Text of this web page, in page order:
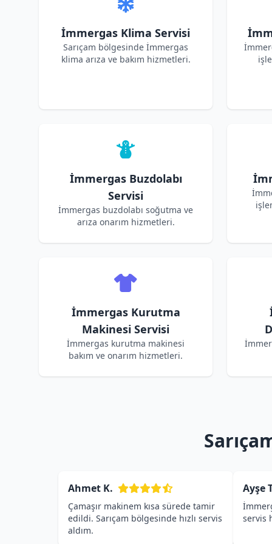
İmmergas Klima Servisi
Sarıçam bölgesinde İmmergas
klima arıza ve bakım hizmetleri.
İmmergas Buzdolabı
Servisi
İmmergas buzdolabı soğutma ve
arıza onarım hizmetleri.
İmmergas Kurutma
Makinesi Servisi
İmmergas kurutma makinesi
bakım ve onarım hizmetleri.
Ahmet K.
Çamaşır makinem kısa sürede tamir
edildi. Sarıçam bölgesinde hızlı servis
aldım.
Ayşe
servis